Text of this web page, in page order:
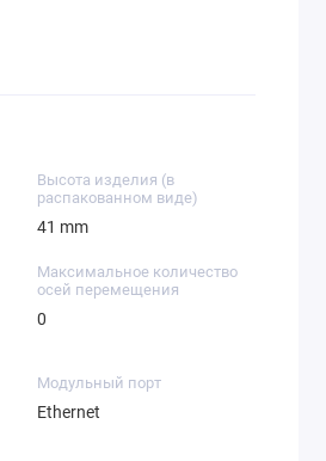
Высота изделия (в
распакованном виде)
41 mm
Максимальное количество
осей перемещения
0
Модульный порт
Ethernet